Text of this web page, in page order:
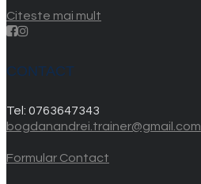
Citeste mai mult
CONTACT
Tel: 0763647343
bogdanandrei.trainer@gmail.com
Formular Contact